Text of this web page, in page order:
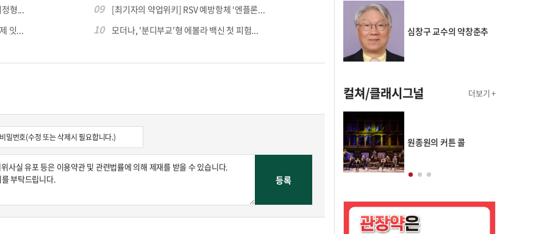
형...
잇...
09 [최기자의 약업위키] RSV 예방항체 ‘엔플론...
10 모더나, '분디부교'형 에볼라 백신 첫 피험... 심창구 교수의 약창춘추
컬쳐/클래시그널 더보기 +
안현정의 컬쳐포커스 원종원의 커튼 콜